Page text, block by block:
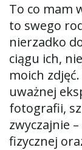
To co mam
to swego
nierzadko
ciągu ich,
moich
uważnej
fotografii,
zwyczajnie
fizycznej